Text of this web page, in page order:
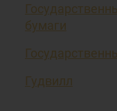
бумаги
Гудвилл